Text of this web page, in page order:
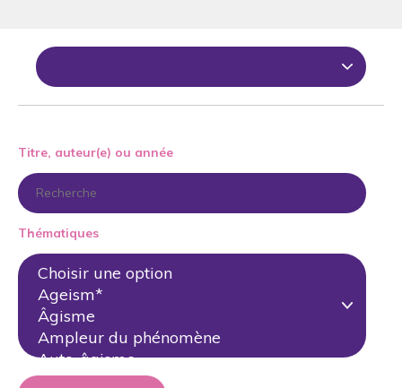
Titre, auteur(e) ou année
Thématiques